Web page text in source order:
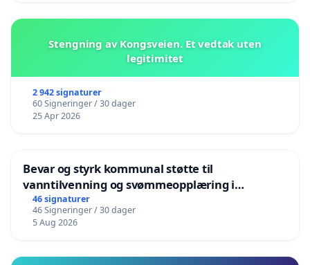
Stengning av Kongsveien. Et vedtak uten
legitimitet
2 942 signaturer
60 Signeringer / 30 dager
25 Apr 2026
Bevar og styrk kommunal støtte til
vanntilvenning og svømmeopplæring i
barnehagene i Haugesund
46 signaturer
46 Signeringer / 30 dager
5 Aug 2026